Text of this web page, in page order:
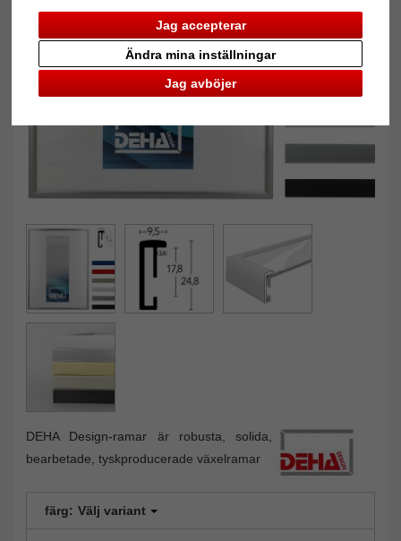
Jag accepterar
Jag avböjer
Ändra mina inställningar
Tillbaka
DEHA Design-ramar är robusta, solida,
bearbetade, tyskproducerade växelramar
färg: Välj variant